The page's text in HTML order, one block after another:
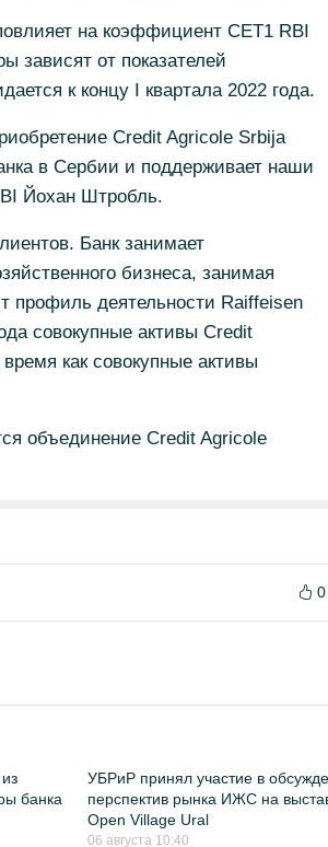
на коэффициент CET1 RBI
зависят от показателей
к концу I квартала 2022 года.
Credit Agricole Srbija
в Сербии и поддерживает наши
Йохан Штробль.
Банк занимает
бизнеса, занимая
профиль деятельности Raiffeisen
совокупные активы Credit
как совокупные активы
объединение Credit Agricole
0
банка
УБРиР принял участие в
перспектив рынка ИЖС на
Open Village Ural
06 августа 10:40